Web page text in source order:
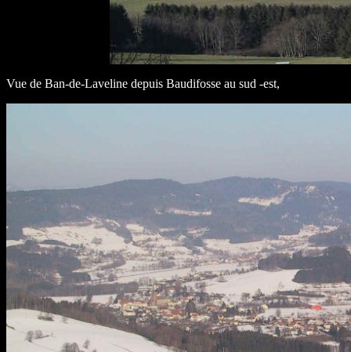
Vue de Ban-de-Laveline depuis Baudifosse au sud -est,